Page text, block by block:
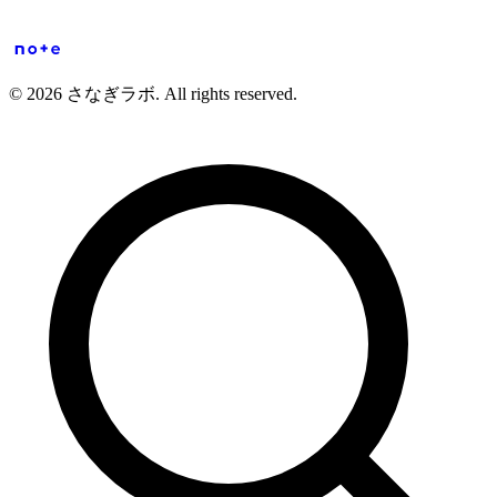
© 2026 さなぎラボ. All rights reserved.